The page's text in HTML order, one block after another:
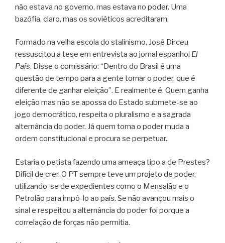
não estava no governo, mas estava no poder. Uma
bazófia, claro, mas os soviéticos acreditaram.
Formado na velha escola do stalinismo, José Dirceu
ressuscitou a tese em entrevista ao jornal espanhol El
País. Disse o comissário: “Dentro do Brasil é uma
questão de tempo para a gente tomar o poder, que é
diferente de ganhar eleição”. E realmente é. Quem ganha
eleição mas não se apossa do Estado submete-se ao
jogo democrático, respeita o pluralismo e a sagrada
alternância do poder. Já quem toma o poder muda a
ordem constitucional e procura se perpetuar.
Estaria o petista fazendo uma ameaça tipo a de Prestes?
Difícil de crer. O PT sempre teve um projeto de poder,
utilizando-se de expedientes como o Mensalão e o
Petrolão para impô-lo ao país. Se não avançou mais o
sinal e respeitou a alternância do poder foi porque a
correlação de forças não permitia.